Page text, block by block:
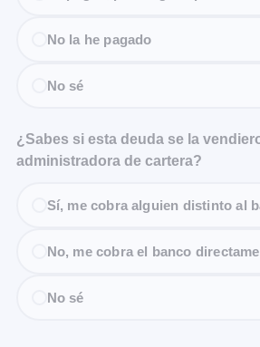
No la he pagado
No sé
¿Sabes si esta deuda se la
administradora de cartera?
Sí, me cobra alguien distinto al
No, me cobra el banco
No sé